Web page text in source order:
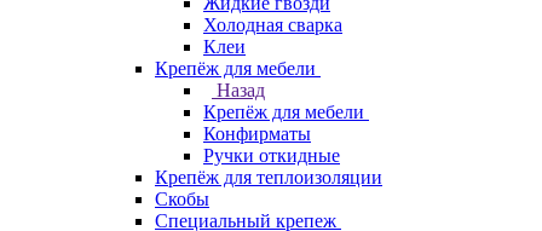
Холодная сварка
Клеи
Крепёж для мебели
Назад
Крепёж для мебели
Конфирматы
Ручки откидные
Крепёж для теплоизоляции
Скобы
Специальный крепеж